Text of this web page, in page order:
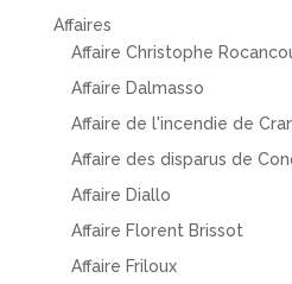
Affaires
Affaire Christophe
Affaire Dalmasso
Affaire de l'incendie de
Affaire des disparus de
Affaire Diallo
Affaire Florent Brissot
Affaire Friloux